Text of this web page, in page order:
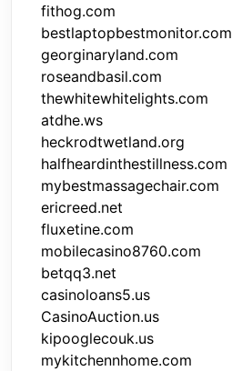
fithog.com
bestlaptopbestmonitor.com
georginaryland.com
roseandbasil.com
thewhitewhitelights.com
atdhe.ws
heckrodtwetland.org
halfheardinthestillness.com
mybestmassagechair.com
ericreed.net
fluxetine.com
mobilecasino8760.com
betqq3.net
casinoloans5.us
CasinoAuction.us
kipooglecouk.us
mykitchennhome.com